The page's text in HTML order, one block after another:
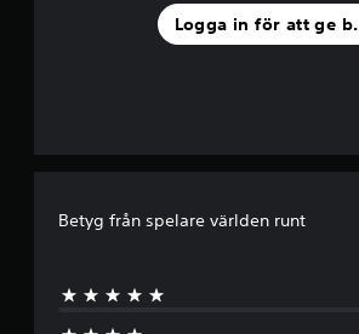
Logga in för att ge
Betyg från spelare världen runt